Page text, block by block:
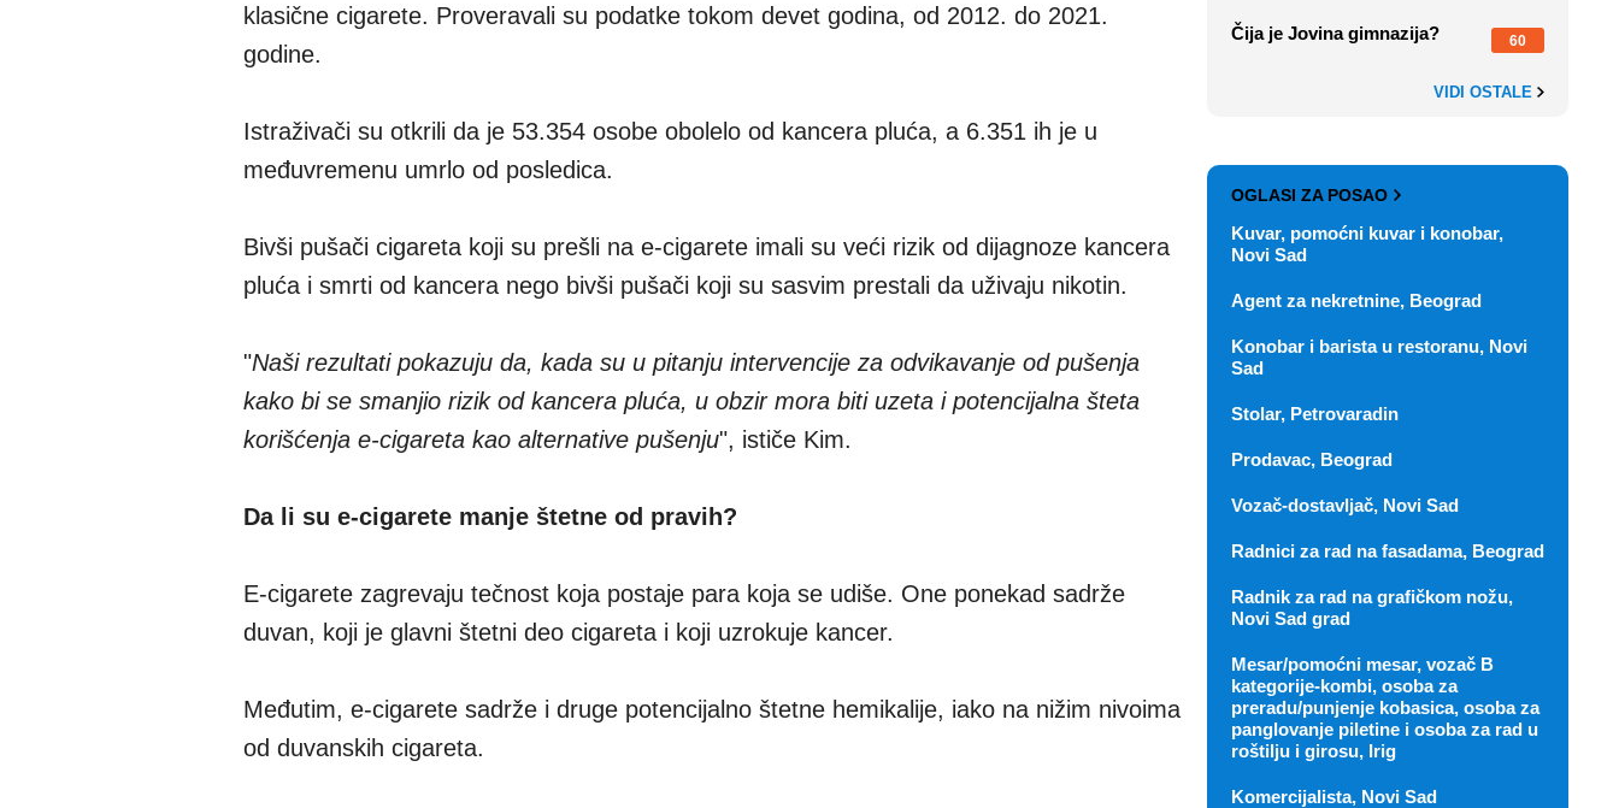
klasične cigarete. Proveravali su podatke tokom devet godina, od 2012. do 2021.
godine.
Istraživači su otkrili da je 53.354 osobe obolelo od kancera pluća, a 6.351 ih je u
međuvremenu umrlo od posledica.
Bivši pušači cigareta koji su prešli na e-cigarete imali su veći rizik od dijagnoze kancera
pluća i smrti od kancera nego bivši pušači koji su sasvim prestali da uživaju nikotin.
"Naši rezultati pokazuju da, kada su u pitanju intervencije za odvikavanje od pušenja
kako bi se smanjio rizik od kancera pluća, u obzir mora biti uzeta i potencijalna šteta
korišćenja e-cigareta kao alternative pušenju", ističe Kim.
Da li su e-cigarete manje štetne od pravih?
E-cigarete zagrevaju tečnost koja postaje para koja se udiše. One ponekad sadrže
duvan, koji je glavni štetni deo cigareta i koji uzrokuje kancer.
Međutim, e-cigarete sadrže i druge potencijalno štetne hemikalije, iako na nižim nivoima
od duvanskih cigareta.
Čija je Jovina gimnazija? 60
VIDI OSTALE
OGLASI ZA POSAO
Kuvar, pomoćni kuvar i konobar,
Novi Sad
Agent za nekretnine, Beograd
Konobar i barista u restoranu, Novi
Sad
Stolar, Petrovaradin
Prodavac, Beograd
Vozač-dostavljač, Novi Sad
Radnici za rad na fasadama, Beograd
Radnik za rad na grafičkom nožu,
Novi Sad grad
Mesar/pomoćni mesar, vozač B
kategorije-kombi, osoba za
preradu/punjenje kobasica, osoba za
panglovanje piletine i osoba za rad u
roštilju i girosu, Irig
Komercijalista, Novi Sad